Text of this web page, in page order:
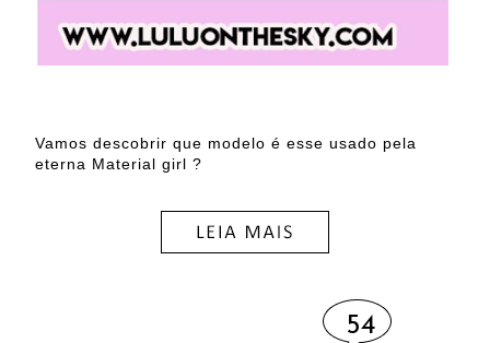
Vamos descobrir que modelo é esse usado pela
eterna Material girl ?
54